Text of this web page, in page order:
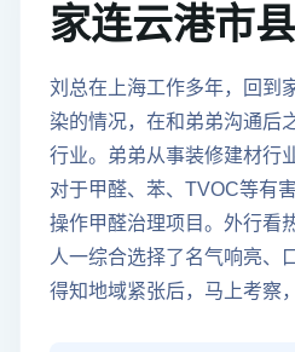
家连云港市县
刘总在上海工作多年，回到
染的情况，在和弟弟沟通后
行业。弟弟从事装修建材行
对于甲醛、苯、TVOC等有
操作甲醛治理项目。外行看
人一综合选择了名气响亮、
得知地域紧张后，马上考察